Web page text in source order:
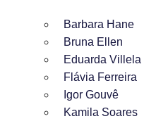
Barbara Hane
Bruna Ellen
Eduarda Villela
Flávia Ferreira
Igor Gouvê
Kamila Soares